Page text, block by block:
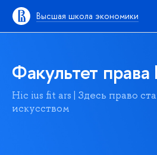
Высшая школа экономики
Факультет
Hic ius fit ars | Здесь право
искусством